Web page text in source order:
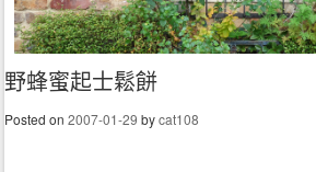
野蜂蜜起士鬆餅
Posted on2007-01-29 bycat108